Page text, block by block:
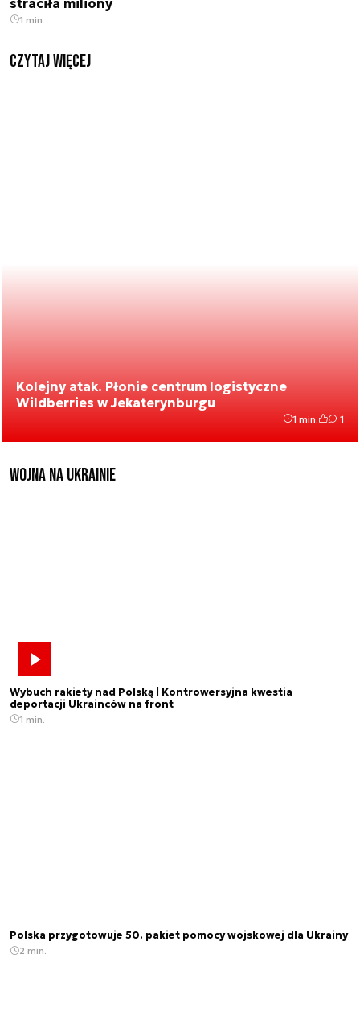
1 min.
czytaj więcej
Kolejny atak. Płonie centrum logistyczne
Wildberries w Jekaterynburgu
1 min. 1
Wojna na Ukrainie
Wybuch rakiety nad Polską | Kontrowersyjna kwestia
deportacji Ukrainców na front
1 min.
Polska przygotowuje 50. pakiet pomocy wojskowej dla Ukrainy
2 min.